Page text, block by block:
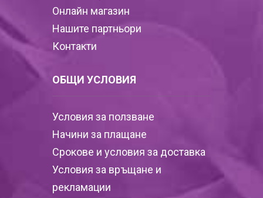
Онлайн магазин
Нашите партньори
Контакти
ОБЩИ УСЛОВИЯ
Условия за ползване
Начини за плащане
Срокове и условия за доставка
Условия за връщане и
рекламации